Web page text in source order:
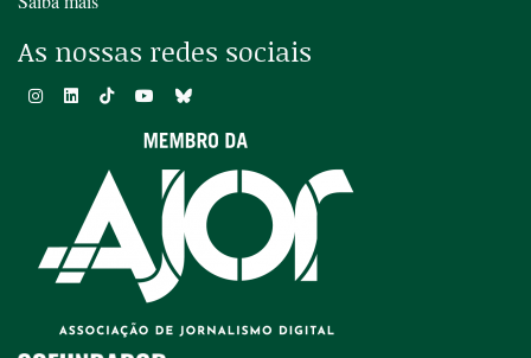
As nossas redes sociais